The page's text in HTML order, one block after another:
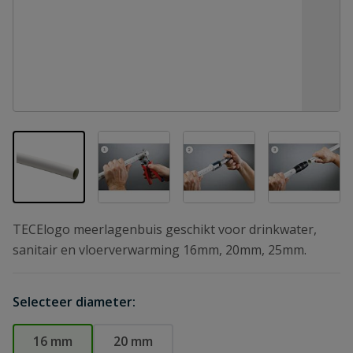
View larger imageView larger imageView larger image
View
TECElogo meerlagenbuis geschikt voor drinkwater,
sanitair en vloerverwarming 16mm, 20mm, 25mm.
Selecteer diameter:
16 mm 20 mm